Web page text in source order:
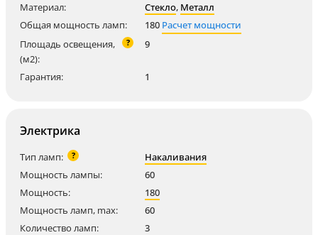
Материал:
Стекло, Металл
Общая мощность ламп:
180 Расчет мощности
Площадь освещения,
(м2):
? 9
Гарантия: 1
Электрика
Тип ламп: ?
Накаливания
Мощность лампы:
60
Мощность:
180
Мощность ламп, max:
60
Количество ламп:
3